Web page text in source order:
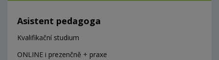
Asistent pedagoga
Kvalifikační studium
ONLINE i prezenčně + praxe